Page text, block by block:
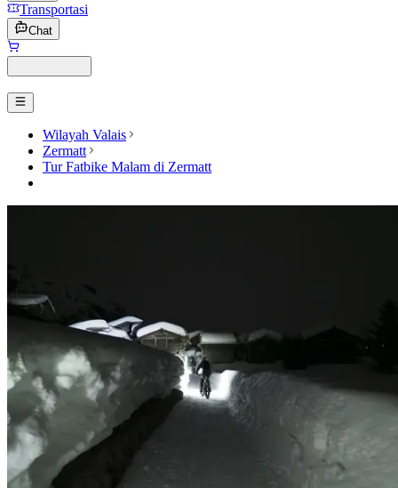
Transportasi
Chat
Wilayah Valais
Zermatt
Tur Fatbike Malam di Zermatt